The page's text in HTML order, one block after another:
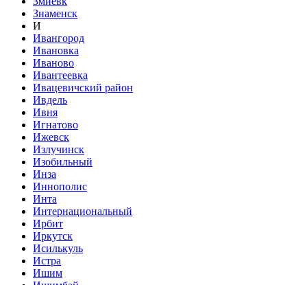
Знаменск
И
Ивангород
Ивановка
Иваново
Ивантеевка
Ивацевичский район
Ивдель
Ивня
Игнатово
Ижевск
Излучинск
Изобильный
Инза
Иннополис
Инта
Интернациональный
Ирбит
Иркутск
Исилькуль
Истра
Ишим